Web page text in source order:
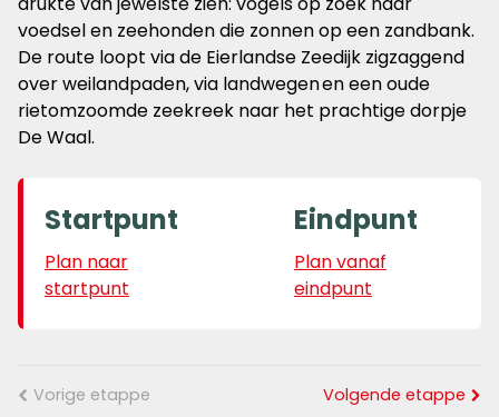
voedsel en zeehonden die zonnen op een zandbank.
De route loopt via de Eierlandse Zeedijk zigzaggend
over weilandpaden, via landwegen en een oude
rietomzoomde zeekreek naar het prachtige dorpje
De Waal.
Startpunt
Plan naar
startpunt
Eindpunt
Plan vanaf
eindpunt
Vorige etappe Volgende etappe